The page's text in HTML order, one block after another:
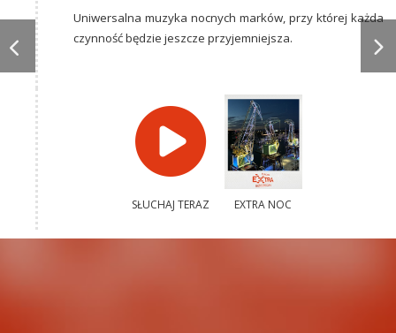
Uniwersalna muzyka nocnych marków, przy której każda
czynność będzie jeszcze przyjemniejsza.
SŁUCHAJ TERAZ EXTRA NOC